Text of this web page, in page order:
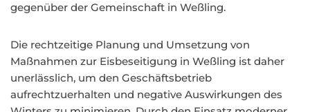
gegenüber der Gemeinschaft in Weßling.
Die rechtzeitige Planung und Umsetzung von
Maßnahmen zur Eisbeseitigung in Weßling ist daher
unerlässlich, um den Geschäftsbetrieb
aufrechtzuerhalten und negative Auswirkungen des